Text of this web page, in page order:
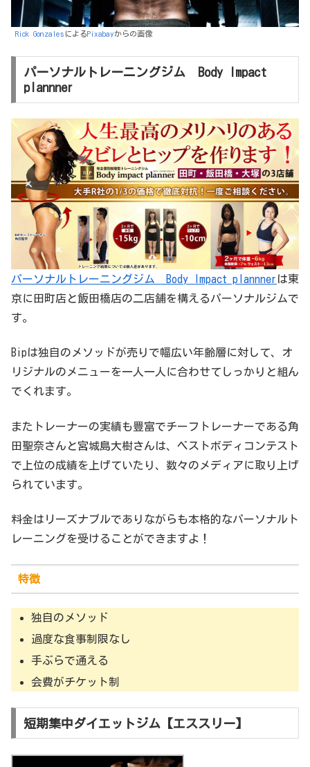
Rick Gonzales によるPixabayからの画像
パーソナルトレーニングジム Body Impact
plannner
パーソナルトレーニングジム Body Impact plannner は東
京に田町店と飯田橋店の二店舗を構えるパーソナルジムで
す。
Bipは独自のメソッドが売りで幅広い年齢層に対して、オ
リジナルのメニューを一人一人に合わせてしっかりと組ん
でくれます。
またトレーナーの実績も豊富でチーフトレーナーである角
田聖奈さんと宮城島大樹さんは、ベストボディコンテスト
で上位の成績を上げていたり、数々のメディアに取り上げ
られています。
料金はリーズナブルでありながらも本格的なパーソナルト
レーニングを受けることができますよ！
特徴
独自のメソッド
過度な食事制限なし
手ぶらで通える
会費がチケット制
短期集中ダイエットジム【エススリー】